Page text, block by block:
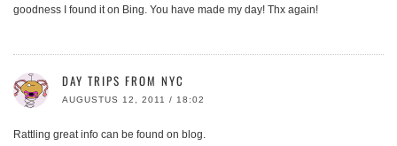
goodness I found it on Bing. You have made my day! Thx again!
DAY TRIPS FROM NYC
AUGUSTUS 12, 2011 / 18:02
Rattling great info can be found on blog.